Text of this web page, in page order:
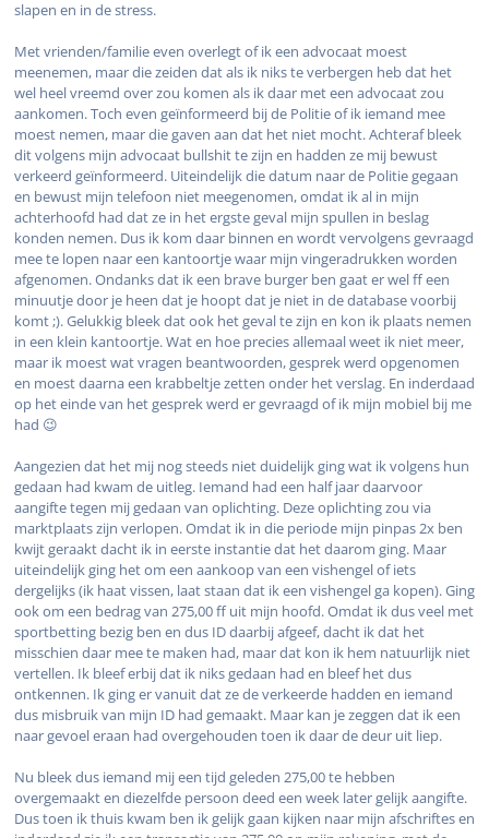
slapen en in de stress.
Met vrienden/familie even overlegt of ik een advocaat moest
meenemen, maar die zeiden dat als ik niks te verbergen heb dat het
wel heel vreemd over zou komen als ik daar met een advocaat zou
aankomen. Toch even geïnformeerd bij de Politie of ik iemand mee
moest nemen, maar die gaven aan dat het niet mocht. Achteraf bleek
dit volgens mijn advocaat bullshit te zijn en hadden ze mij bewust
verkeerd geïnformeerd. Uiteindelijk die datum naar de Politie gegaan
en bewust mijn telefoon niet meegenomen, omdat ik al in mijn
achterhoofd had dat ze in het ergste geval mijn spullen in beslag
konden nemen. Dus ik kom daar binnen en wordt vervolgens gevraagd
mee te lopen naar een kantoortje waar mijn vingeradrukken worden
afgenomen. Ondanks dat ik een brave burger ben gaat er wel ff een
minuutje door je heen dat je hoopt dat je niet in de database voorbij
komt ;). Gelukkig bleek dat ook het geval te zijn en kon ik plaats nemen
in een klein kantoortje. Wat en hoe precies allemaal weet ik niet meer,
maar ik moest wat vragen beantwoorden, gesprek werd opgenomen
en moest daarna een krabbeltje zetten onder het verslag. En inderdaad
op het einde van het gesprek werd er gevraagd of ik mijn mobiel bij me
had 😉
Aangezien dat het mij nog steeds niet duidelijk ging wat ik volgens hun
gedaan had kwam de uitleg. Iemand had een half jaar daarvoor
aangifte tegen mij gedaan van oplichting. Deze oplichting zou via
marktplaats zijn verlopen. Omdat ik in die periode mijn pinpas 2x ben
kwijt geraakt dacht ik in eerste instantie dat het daarom ging. Maar
uiteindelijk ging het om een aankoop van een vishengel of iets
dergelijks (ik haat vissen, laat staan dat ik een vishengel ga kopen). Ging
ook om een bedrag van 275,00 ff uit mijn hoofd. Omdat ik dus veel met
sportbetting bezig ben en dus ID daarbij afgeef, dacht ik dat het
misschien daar mee te maken had, maar dat kon ik hem natuurlijk niet
vertellen. Ik bleef erbij dat ik niks gedaan had en bleef het dus
ontkennen. Ik ging er vanuit dat ze de verkeerde hadden en iemand
dus misbruik van mijn ID had gemaakt. Maar kan je zeggen dat ik een
naar gevoel eraan had overgehouden toen ik daar de deur uit liep.
Nu bleek dus iemand mij een tijd geleden 275,00 te hebben
overgemaakt en diezelfde persoon deed een week later gelijk aangifte.
Dus toen ik thuis kwam ben ik gelijk gaan kijken naar mijn afschriftes en